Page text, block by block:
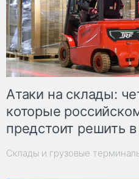
Атаки на склады:
которые
предстоит решить
Склады и грузовые